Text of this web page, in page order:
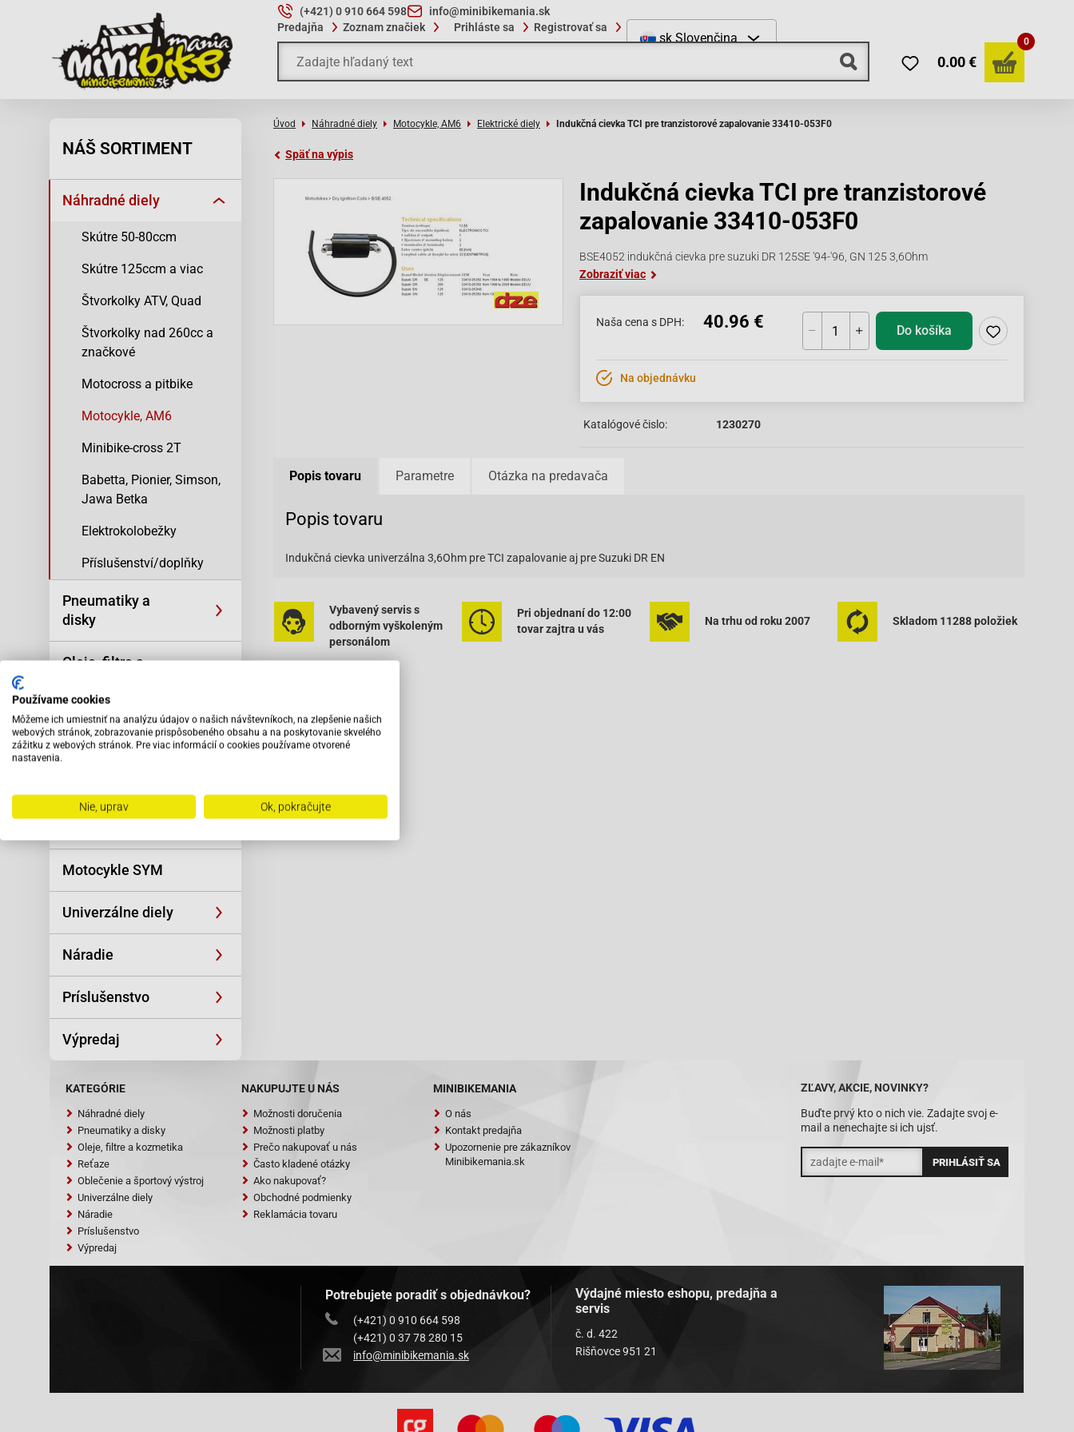
(+421) 0 910 664 598
info@minibikemania.sk
Predajňa
Zoznam značiek Prihláste sa Registrovať sa
sk Slovenčina
0.00 €
0
NÁŠ SORTIMENT
Náhradné diely
Skútre 50-80ccm
Skútre 125ccm a viac
Štvorkolky ATV, Quad
Štvorkolky nad 260cc a
značkové
Motocross a pitbike
Motocykle, AM6
Minibike-cross 2T
Babetta, Pionier, Simson,
Jawa Betka
Elektrokolobežky
Příslušenství/doplňky
Pneumatiky a
disky
Oleje, filtre a
Reťaze
Motocykle SYM
Univerzálne diely
Náradie
Príslušenstvo
Výpredaj
Úvod Náhradné diely Motocykle, AM6 Elektrické diely Indukčná cievka TCI pre tranzistorové zapalovanie 33410-053F0
Späť na výpis
Indukčná cievka TCI pre tranzistorové
zapalovanie 33410-053F0
BSE4052 indukčná cievka pre suzuki DR 125SE '94-'96, GN 125 3,6Ohm
Zobraziť viac
Naša cena s DPH: 40.96 € Do košíka
Na objednávku
Katalógové čislo: 1230270
Popis tovaru Parametre Otázka na predavača
Popis tovaru
Indukčná cievka univerzálna 3,6Ohm pre TCI zapalovanie aj pre Suzuki DR EN
Vybavený servis s
odborným vyškoleným
personálom
Pri objednaní do 12:00
tovar zajtra u vás
Na trhu od roku 2007 Skladom 11288 položiek
ZĽAVY, AKCIE, NOVINKY?
Buďte prvý kto o nich vie. Zadajte svoj e-
mail a nenechajte si ich ujsť.
KATEGÓRIE
Náhradné diely
Pneumatiky a disky
Oleje, filtre a kozmetika
Reťaze
Oblečenie a športový výstroj
Univerzálne diely
Náradie
Príslušenstvo
Výpredaj
NAKUPUJTE U NÁS
Možnosti doručenia
Možnosti platby
Prečo nakupovať u nás
Často kladené otázky
Ako nakupovať?
Obchodné podmienky
Reklamácia tovaru
MINIBIKEMANIA
O nás
Kontakt predajňa
Upozornenie pre zákazníkov
Minibikemania.sk
Potrebujete poradiť s objednávkou?
(+421) 0 910 664 598
(+421) 0 37 78 280 15
info@minibikemania.sk
Výdajné miesto eshopu, predajňa a
servis
č. d. 422
Rišňovce 951 21
Používame cookies
Môžeme ich umiestniť na analýzu údajov o našich návštevníkoch, na zlepšenie našich
webových stránok, zobrazovanie prispôsobeného obsahu a na poskytovanie skvelého
zážitku z webových stránok. Pre viac informácií o cookies používame otvorené
nastavenia.
Nie, uprav Ok, pokračujte